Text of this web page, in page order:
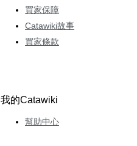
買家保障
Catawiki故事
買家條款
我的Catawiki
幫助中心